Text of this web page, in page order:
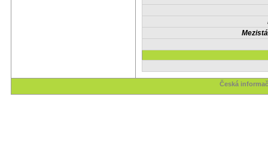
Česká